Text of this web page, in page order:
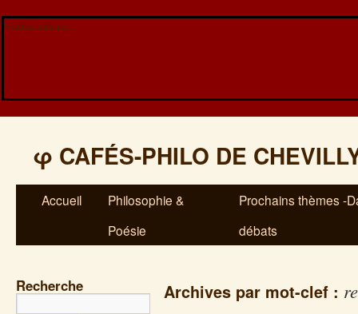
Veuillez patienter...
φ CAFÉS-PHILO DE
Accueil
Philosophie &
Poésie
Prochains thèmes -
débats
Recherche Archives par mot-clef :